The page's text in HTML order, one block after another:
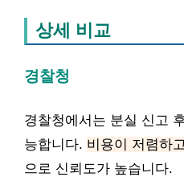
상세 비교
경찰청
경찰청에서는 분실 신고
능합니다. 비용이 저렴하
으로 신뢰도가 높습니다.